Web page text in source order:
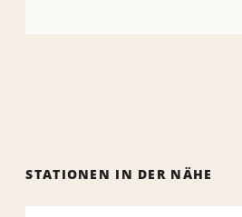
STATIONEN IN DER NÄHE